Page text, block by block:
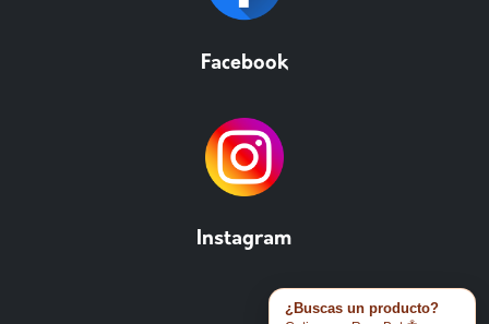
Facebook
Instagram
¿Buscas un producto?